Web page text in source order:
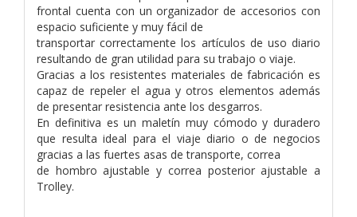
frontal cuenta con un organizador de accesorios con
espacio suficiente y muy fácil de
transportar correctamente los artículos de uso diario
resultando de gran utilidad para su trabajo o viaje.
Gracias a los resistentes materiales de fabricación es
capaz de repeler el agua y otros elementos además
de presentar resistencia ante los desgarros.
En definitiva es un maletín muy cómodo y duradero
que resulta ideal para el viaje diario o de negocios
gracias a las fuertes asas de transporte, correa
de hombro ajustable y correa posterior ajustable a
Trolley.